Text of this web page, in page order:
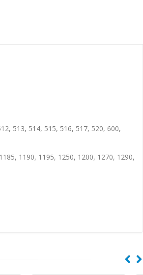
513, 514, 515, 516, 517, 520, 600,
1190, 1195, 1250, 1200, 1270, 1290,